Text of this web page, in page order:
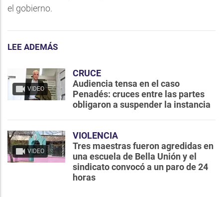
el gobierno.
LEE ADEMÁS
VIDEO
CRUCE
Audiencia tensa en el caso
Penadés: cruces entre las partes
obligaron a suspender la instancia
VIDEO
VIOLENCIA
Tres maestras fueron agredidas en
una escuela de Bella Unión y el
sindicato convocó a un paro de 24
horas